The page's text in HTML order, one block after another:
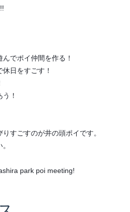
んでポイ仲間を作る！
休日をすごす！
！
すごすのが井の頭ポイです。
park poi meeting!